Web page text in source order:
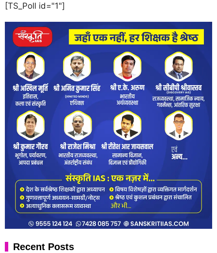
[TS_Poll id="1"]
Recent Posts